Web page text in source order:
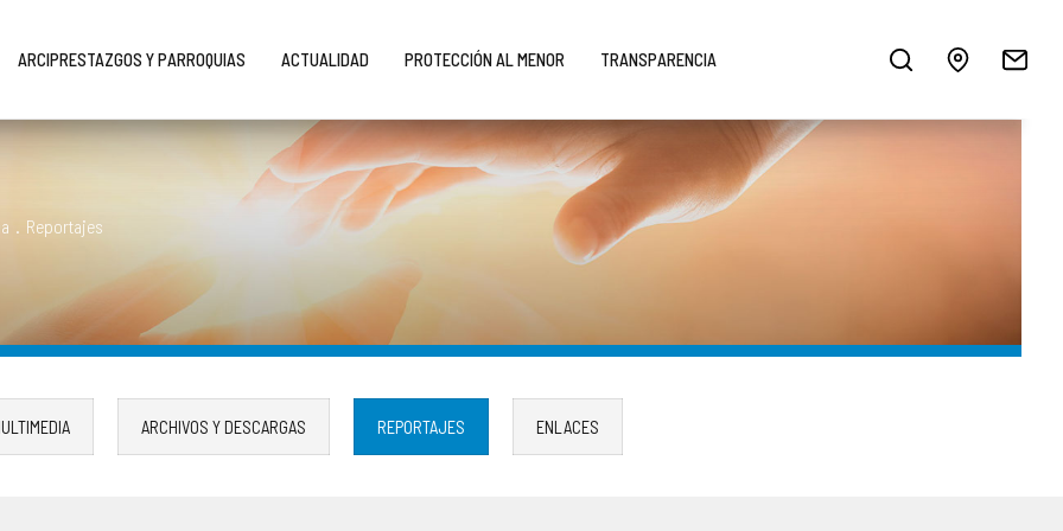
ARCIPRESTAZGOS Y PARROQUIAS ACTUALIDAD PROTECCIÓN AL MENOR TRANSPARENCIA
. Reportajes
ARCHIVOS Y DESCARGAS REPORTAJES ENLACES